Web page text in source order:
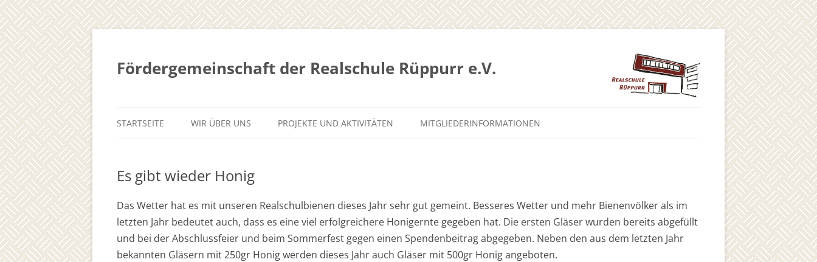
Inhalt
springen
Fördergemeinschaft der Realschule Rüppurr e.V.
Inhalt
STARTSEITE WIR ÜBER UNS PROJEKTE UND AKTIVITÄTEN
GIRLS ARTS PROJECT
OBERWALDLAUF
THEATER-AG
MITGLIEDERINFORMATIONEN
Es gibt wieder Honig
Das Wetter hat es mit unseren Realschulbienen dieses Jahr sehr gut gemeint. Besseres Wetter und mehr Bienenvölker als im
letzten Jahr bedeutet auch, dass es eine viel erfolgreichere Honigernte gegeben hat. Die ersten Gläser wurden bereits abgefüllt
und bei der Abschlussfeier und beim Sommerfest gegen einen Spendenbeitrag abgegeben. Neben den aus dem letzten Jahr
bekannten Gläsern mit 250gr Honig werden dieses Jahr auch Gläser mit 500gr Honig angeboten.